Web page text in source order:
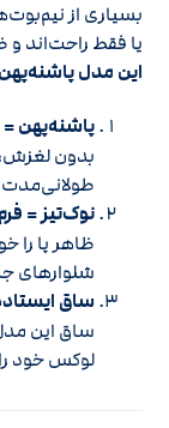
بسیاری از
یا فقط راحت‌اند
این مدل
پاشنه‌پهن =
بدون
نوک‌تیز =
ظاهر پا
شلوارهای
ساق
ساق این
لوکس خود